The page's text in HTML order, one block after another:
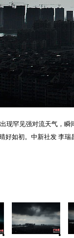
现罕见强对流天气，
如初。中新社发 李瑞